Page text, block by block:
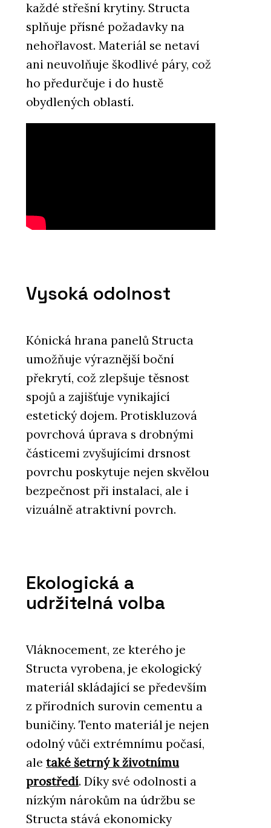
každé střešní krytiny. Structa
splňuje přísné požadavky na
nehořlavost. Materiál se netaví
ani neuvolňuje škodlivé páry, což
ho předurčuje i do hustě
obydlených oblastí.
Vysoká odolnost
Kónická hrana panelů Structa
umožňuje výraznější boční
překrytí, což zlepšuje těsnost
spojů a zajišťuje vynikající
estetický dojem. Protiskluzová
povrchová úprava s drobnými
částicemi zvyšujícími drsnost
povrchu poskytuje nejen skvělou
bezpečnost při instalaci, ale i
vizuálně atraktivní povrch.
Ekologická a
udržitelná volba
Vláknocement, ze kterého je
Structa vyrobena, je ekologický
materiál skládající se především
z přírodních surovin cementu a
buničiny. Tento materiál je nejen
odolný vůči extrémnímu počasí,
ale také šetrný k životnímu
prostředí. Díky své odolnosti a
nízkým nárokům na údržbu se
Structa stává ekonomicky